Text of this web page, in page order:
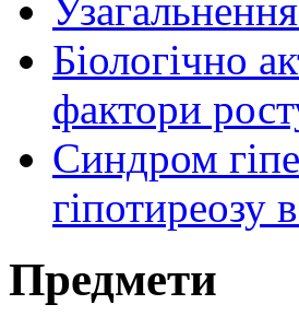
Біологічно
фактори
Синдром
гіпотиреозу
Предмети